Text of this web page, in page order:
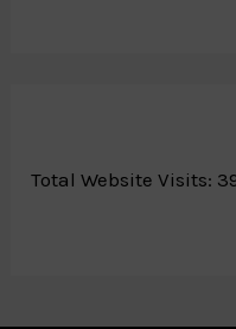
Total Website Visits: